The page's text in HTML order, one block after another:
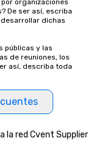
organizaciones
De ser así, escriba
dichas
públicas y las
de reuniones, los
así, describa toda
la red Cvent Supplier